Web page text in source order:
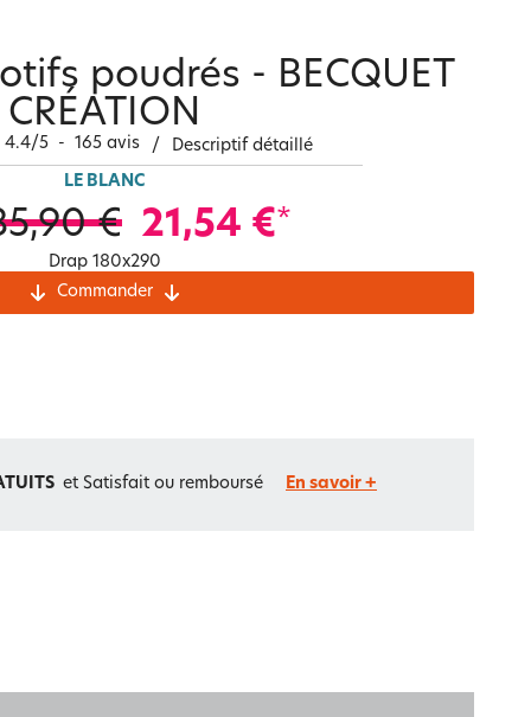
et
Carte cadeau
poudrés - BECQUET
CRÉATION
4.4/5 - 165 avis / Descriptif détaillé
LE BLANC
€ 21,54 €*
Drap 180x290
Commander
et Satisfait ou remboursé En savoir +